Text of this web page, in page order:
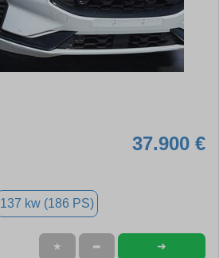
37.900 €
137 kw (186 PS)
★ ➦ ➜